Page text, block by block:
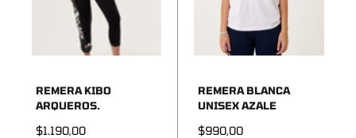
REMERA KIBO
ARQUEROS.
Precio de oferta
$1.190,00
REMERA BLANCA
UNISEX AZALE
Precio de oferta
$990,00